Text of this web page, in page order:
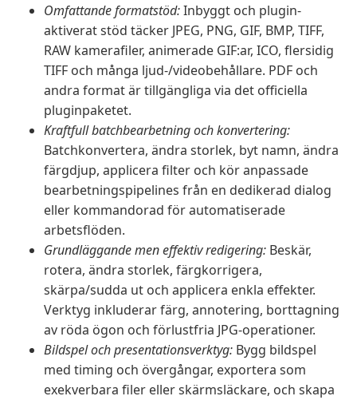
Omfattande formatstöd:Inbyggt och plugin-
aktiverat stöd täcker JPEG, PNG, GIF, BMP, TIFF,
RAW kamerafiler, animerade GIF:ar, ICO, flersidig
TIFF och många ljud-/videobehållare. PDF och
andra format är tillgängliga via det officiella
pluginpaketet.
Kraftfull batchbearbetning och konvertering:
Batchkonvertera, ändra storlek, byt namn, ändra
färgdjup, applicera filter och kör anpassade
bearbetningspipelines från en dedikerad dialog
eller kommandorad för automatiserade
arbetsflöden.
Grundläggande men effektiv redigering: Beskär,
rotera, ändra storlek, färgkorrigera,
skärpa/sudda ut och applicera enkla effekter.
Verktyg inkluderar färg, annotering, borttagning
av röda ögon och förlustfria JPG-operationer.
Bildspel och presentationsverktyg: Bygg bildspel
med timing och övergångar, exportera som
exekverbara filer eller skärmsläckare, och skapa